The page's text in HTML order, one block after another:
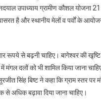
उपाध्याय ग्रामीण कौशल योजना
है और स्थानीय मेलों व पर्वों के
रूपये से बढ़नी चाहिए। बागेश्वर की
दलों को भी शामिल किया जाना
सिंह बिष्ट ने कहा कि ग्राम स्तर पर
अधिक बढ़ावा दिया जाना चाहिए।